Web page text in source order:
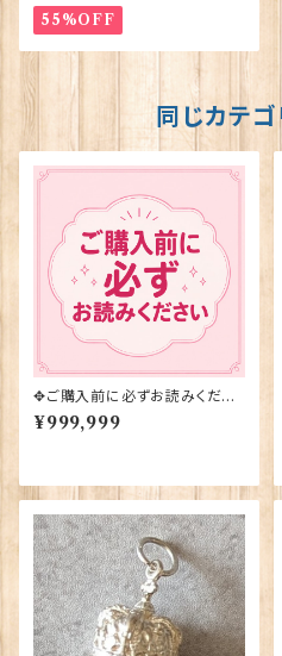
55%OFF
同じカテ
✥ご購入前に必ずお読みくださ
い✥
¥999,999